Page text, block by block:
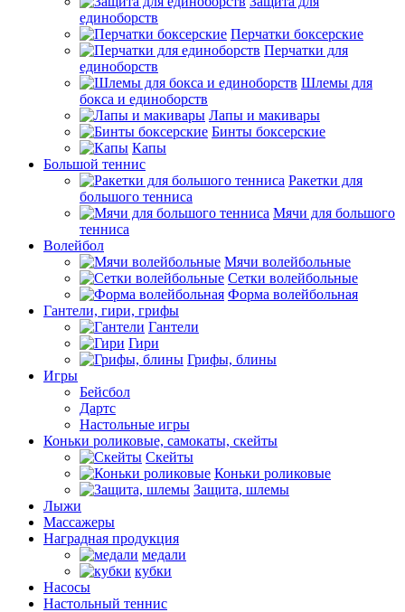
единоборств
Перчатки боксерские
Перчатки для
единоборств
Шлемы для
бокса и единоборств
Лапы и макивары
Бинты боксерские
Капы
Большой теннис
Ракетки для
большого тенниса
Мячи для большого
тенниса
Волейбол
Мячи волейбольные
Сетки волейбольные
Форма волейбольная
Гантели, гири, грифы
Гантели
Гири
Грифы, блины
Игры
Бейсбол
Дартс
Настольные игры
Коньки роликовые, самокаты, скейты
Скейты
Коньки роликовые
Защита, шлемы
Лыжи
Массажеры
Наградная продукция
медали
кубки
Насосы
Настольный теннис